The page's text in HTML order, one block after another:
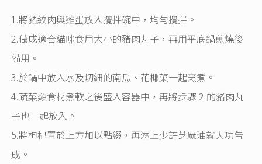
1.將豬絞肉與雞蛋放入攪拌碗中，均勻攪拌。
2.做成適合貓咪食用大小的豬肉丸子，再用平底鍋煎燒後
備用。
3.於鍋中放入水及切細的南瓜、花椰菜一起烹煮。
4.蔬菜類食材煮軟之後盛入容器中，再將步驟 2 的豬肉丸
子也一起放入。
5.將枸杞置於上方加以點綴，再淋上少許芝麻油就大功告
成。